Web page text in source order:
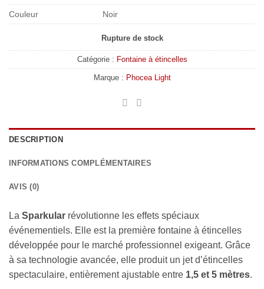
Couleur Noir
Rupture de stock
Catégorie : Fontaine à étincelles
Marque : Phocea Light
DESCRIPTION
INFORMATIONS COMPLÉMENTAIRES
AVIS (0)
La Sparkular révolutionne les effets spéciaux
événementiels. Elle est la première fontaine à étincelles
développée pour le marché professionnel exigeant. Grâce
à sa technologie avancée, elle produit un jet d’étincelles
spectaculaire, entièrement ajustable entre 1,5 et 5 mètres.